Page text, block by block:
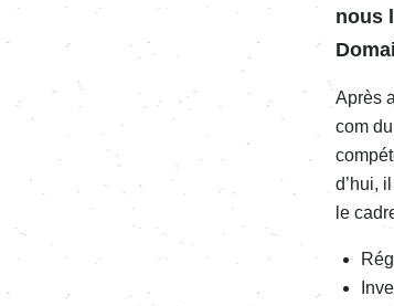
nous
Après
com
d’hui,
le